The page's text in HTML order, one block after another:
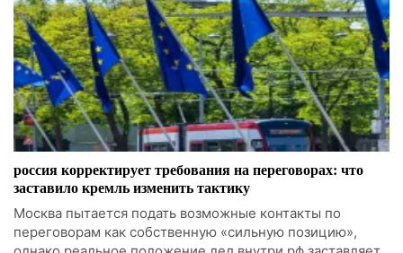
россия корректирует требования на переговорах: что
заставило кремль изменить тактику
Москва пытается подать возможные контакты по
переговорам как собственную «сильную позицию»,